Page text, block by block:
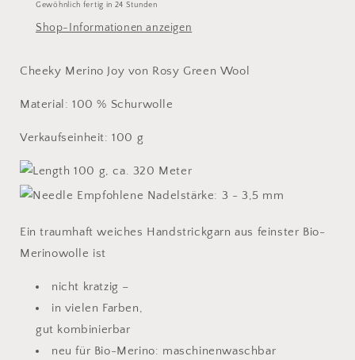
Gewöhnlich fertig in 24 Stunden
Shop-Informationen anzeigen
Cheeky Merino Joy von Rosy Green Wool
Material: 100 % Schurwolle
Verkaufseinheit: 100 g
100 g, ca. 320 Meter
Empfohlene Nadelstärke: 3 - 3,5 mm
Ein traumhaft weiches Handstrickgarn aus feinster Bio-
Merinowolle ist
nicht kratzig –
in vielen Farben,
gut kombinierbar
neu für Bio-Merino: maschinenwaschbar